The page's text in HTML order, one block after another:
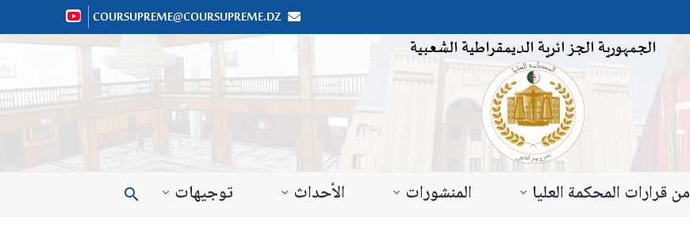


COURSUPREME@COURSUPREME.DZ
الجمهورية الجزائرية الديمقراطية الشعبية
من قرارات المحكمة العليا المنشورات الأحداث توجيهات 